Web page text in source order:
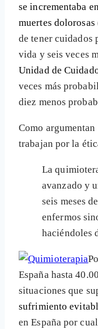
se incrementaba
muertes dolorosas
de tener cuidados
vida y seis veces
Unidad de
veces más
diez menos
Como
trabajan por la
La
avanzado y
seis meses
enfermos
haciéndoles
España hasta
situaciones que
sufrimiento
en España por